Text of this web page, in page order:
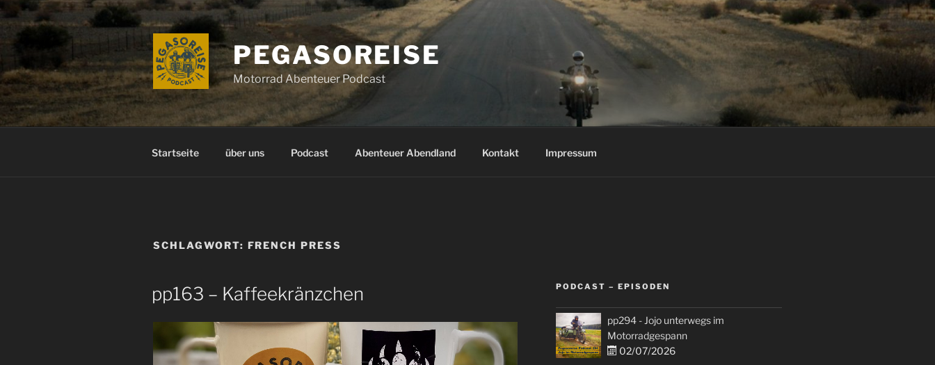
Zum
Inhalt
springen
PEGASOREISE
Motorrad Abenteuer Podcast
Startseite über uns Podcast Abenteuer Abendland Kontakt Impressum
SCHLAGWORT: FRENCH PRESS
pp163 – Kaffeekränzchen PODCAST – EPISODEN
pp294 - Jojo unterwegs im
Motorradgespann
02/07/2026